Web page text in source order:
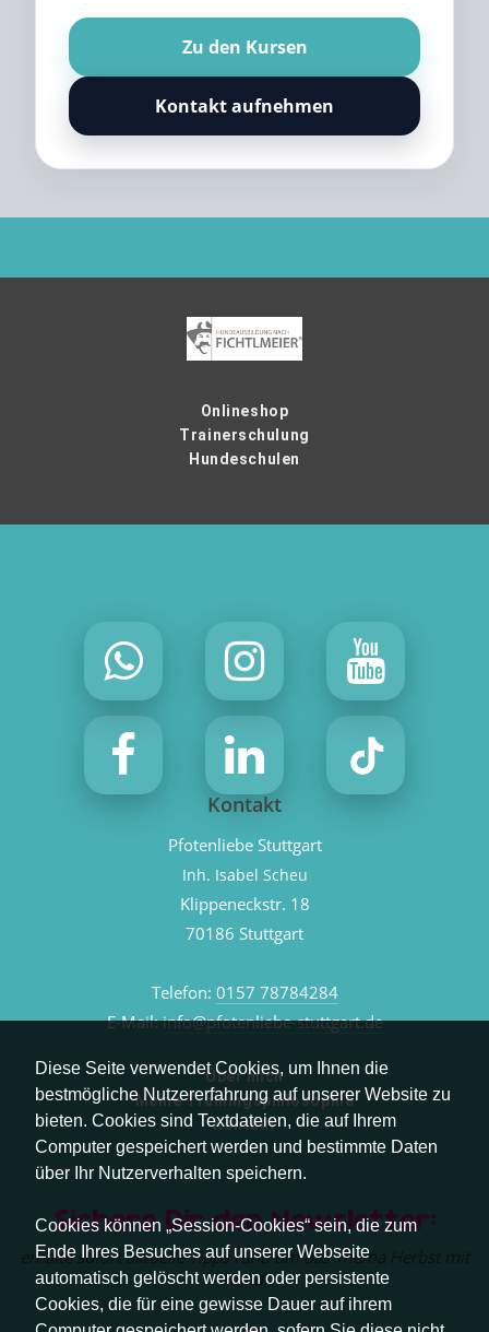
Diese Seite verwendet Cookies, um Ihnen die
bestmögliche Nutzererfahrung auf unserer Website zu
bieten. Cookies sind Textdateien, die auf Ihrem
Computer gespeichert werden und bestimmte Daten
über Ihr Nutzerverhalten speichern.
Cookies können „Session-Cookies“ sein, die zum
Ende Ihres Besuches auf unserer Webseite
automatisch gelöscht werden oder persistente
Cookies, die für eine gewisse Dauer auf ihrem
Zu den Kursen
Kontakt aufnehmen
Onlineshop
Trainerschulung
Hundeschulen
Kontakt
Pfotenliebe Stuttgart
Inh. Isabel Scheu
Klippeneckstr. 18
70186 Stuttgart
Telefon: 0157 78784284
E-Mail:info@pfotenliebe-stuttgart.de
Über mich
Meine Trainingsphilosophie
Kontakt
Sichere Dir den Newsletter:
erhalte sofort aktuelle Tipps rund um das Thema Herbst mit
Hund.